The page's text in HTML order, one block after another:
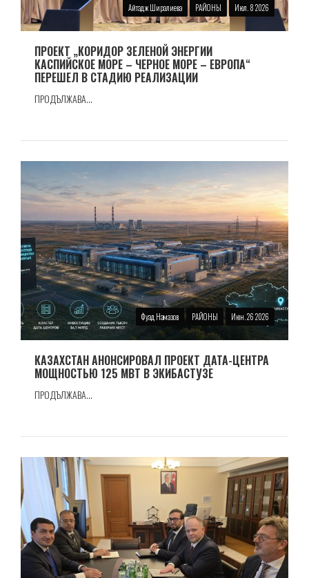
Айтадж Ширалиева РАЙОНЫ Июл. 8 2026
ПРОЕКТ „КОРИДОР ЗЕЛЕНОЙ ЭНЕРГИИ
КАСПИЙСКОЕ МОРЕ – ЧЕРНОЕ МОРЕ – ЕВРОПА“
ПЕРЕШЕЛ В СТАДИЮ РЕАЛИЗАЦИИ
ПРОДЪЛЖАВА...
Фуад Намазов РАЙОНЫ Июн. 26 2026
КАЗАХСТАН АНОНСИРОВАЛ ПРОЕКТ ДАТА-ЦЕНТРА
МОЩНОСТЬЮ 125 МВТ В ЭКИБАСТУЗЕ
ПРОДЪЛЖАВА...